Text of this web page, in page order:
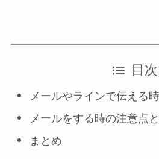
目次
メールやラインで伝える
メールをする時の注意点
まとめ